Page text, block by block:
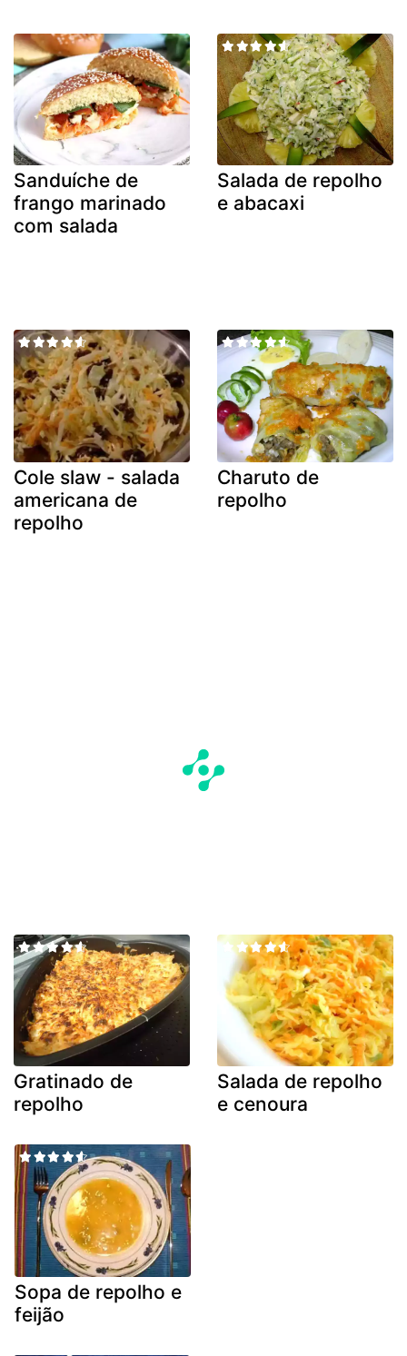
Sanduíche de
frango marinado
com salada
Salada de repolho
e abacaxi
Cole slaw - salada
americana de
repolho
Charuto de
repolho
Gratinado de
repolho
Salada de repolho
e cenoura
Sopa de repolho e
feijão